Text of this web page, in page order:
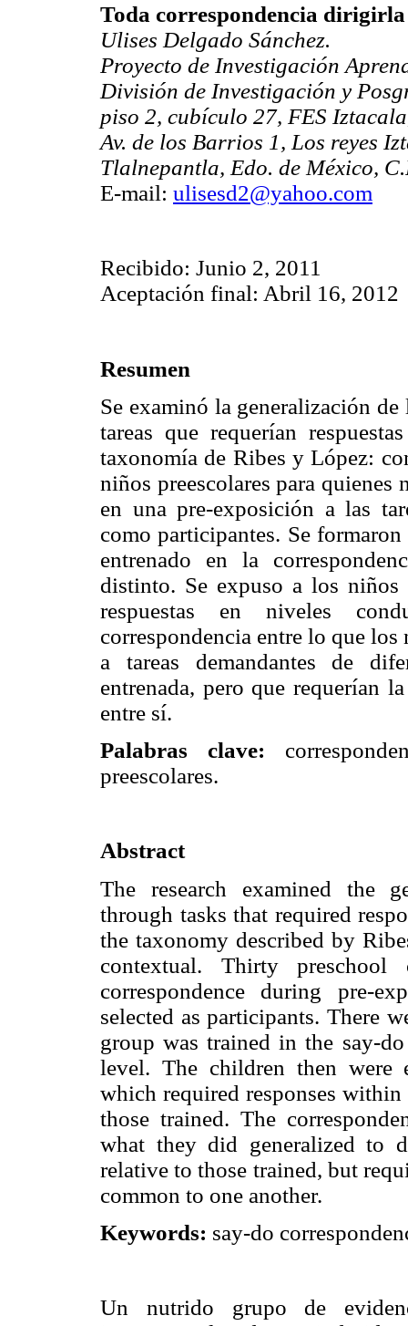
Toda correspondencia
Ulises Delgado Sánchez.
Proyecto de Investigación
División de Investigación y
piso 2, cubículo 27, FES
Av. de los Barrios 1, Los reyes
Tlalnepantla, Edo. de México,
E-mail: ulisesd2@yahoo.com
Recibido: Junio 2, 2011
Aceptación final: Abril 16, 2012
Resumen
Se examinó la generalización
tareas que requerían
taxonomía de Ribes y López:
niños preescolares para quienes
en una pre-exposición a las
como participantes. Se
entrenado en la
distinto. Se expuso a los niños
respuestas en niveles
correspondencia entre lo que
a tareas demandantes de
entrenada, pero que requerían
entre sí.
Palabras clave:
preescolares.
Abstract
The research examined the
through tasks that required
the taxonomy described by
contextual. Thirty
correspondence during pre-
selected as participants. There
group was trained in the say-
level. The children then were
which required responses
those trained. The
what they did generalized to
relative to those trained, but
common to one another.
Keywords: say-do
Un nutrido grupo de